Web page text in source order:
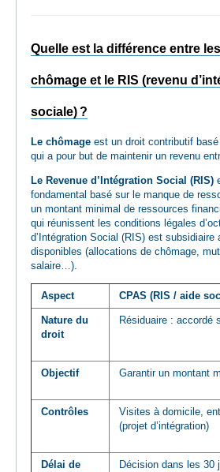
Quelle est la différence entre
chômage et le RIS (revenu
sociale) ?
Le chômage est un droit contributif
qui a pour but de maintenir un revenu
Le Revenue d’Intégration Social (RIS)
fondamental basé sur le manque de
un montant minimal de ressources
qui réunissent les conditions légales
d’Intégration Social (RIS) est subsidiaire
disponibles (allocations de chômage,
salaire…).
Aspect CPAS (RIS / aide
Nature du
droit
Résiduaire : accordé
Objectif Garantir un montant
Contrôles
Visites à domicile,
(projet d’intégration)
Délai de
Décision dans les 30